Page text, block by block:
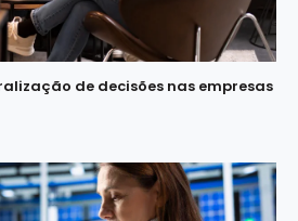
de decisões nas empresas